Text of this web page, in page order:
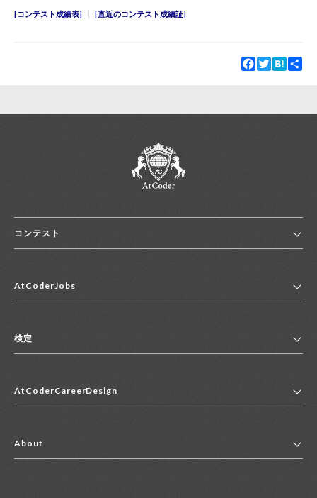
コンテスト成績表 直近のコンテスト成績証
Facebook
TwitterHatena
コンテスト
コンテスト一覧
便利リンク集
AtCoderJobs
2027年新卒採用求人一覧
中途採用求人一覧
その他求人一覧
検定
マイページ
AtCoderCareerDesign
About